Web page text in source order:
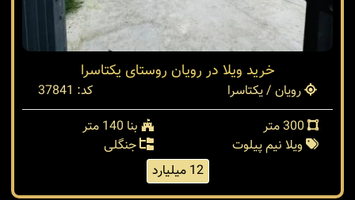
خرید ویلا در رویان روستای یکتاسرا
رویان / یکتاسرا
کد: 37841
بنا 140 متر
ویلا نیم پیلوت
جنگلی
12 میلیارد